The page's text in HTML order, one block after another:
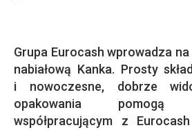
Grupa Eurocash wprowadza
nabiałową Kanka. Prosty
i nowoczesne, dobrze
opakowania pomogą
współpracującym z